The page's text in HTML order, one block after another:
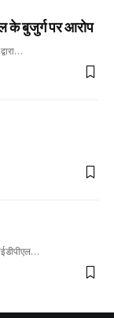
के बुजुर्ग पर आरोप